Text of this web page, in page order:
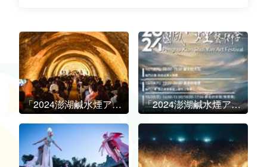
「2024澎湖鹹水煙アートフェスティバル」が 10月に開幕！ 「2024澎湖鹹水煙アートフェスティバル」が 10月に開幕！